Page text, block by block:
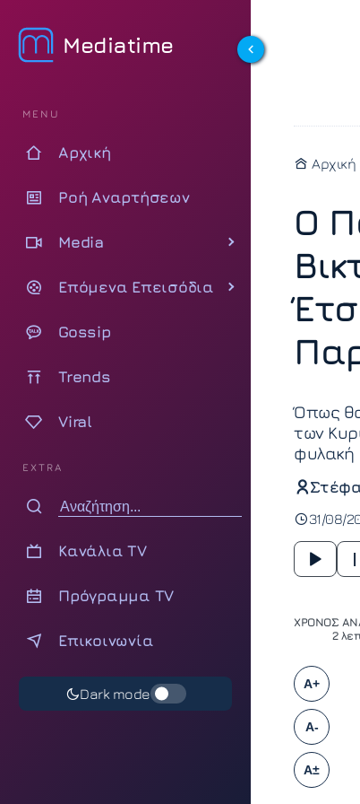
Mediatime
MENU
Αρχική
Ροή Αναρτήσεων
Media
Επόμενα Επεισόδια
Gossip
Trends
Viral
EXTRA
Κανάλια TV
Πρόγραμμα TV
Επικοινωνία
Dark mode
Αρχική
Ο
Όπως
των
φυλακή
31/08/
ΧΡΟΝΟΣ
2
A+
A-
A±